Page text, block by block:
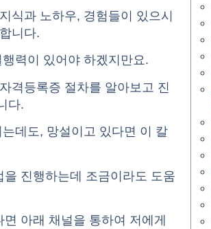
식과 노하우, 경험들이 있으시
니다.
력이 있어야 하겠지만요.
격등록증 절차를 알아보고 진
다.
데도, 망설이고 있다면 이 칼
진행하는데 조금이라도 도움
면 아래 채널 을 통하여 저에게